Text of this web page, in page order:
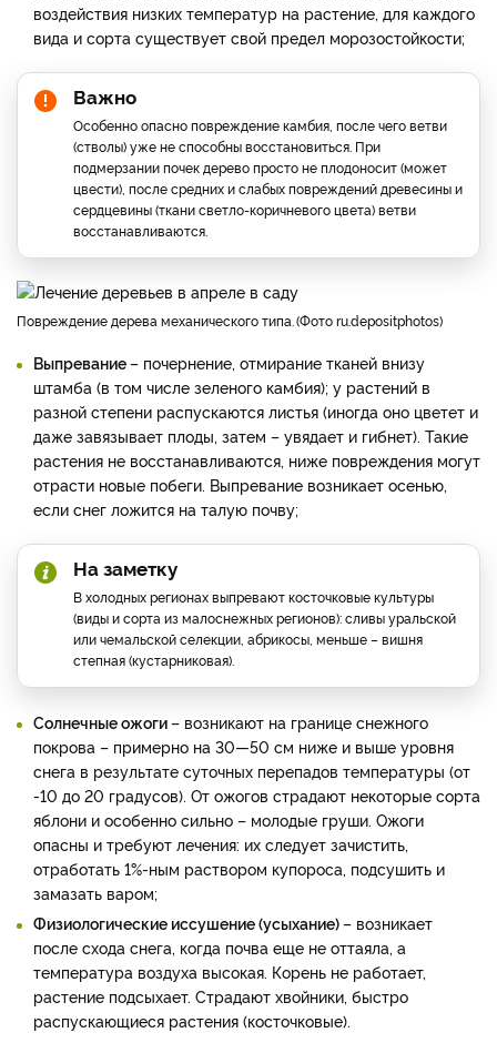
воздействия низких температур на растение, для каждого
вида и сорта существует свой предел морозостойкости;
Важно
Особенно опасно повреждение камбия, после чего ветви
(стволы) уже не способны восстановиться. При
подмерзании почек дерево просто не плодоносит (может
цвести), после средних и слабых повреждений древесины и
сердцевины (ткани светло-коричневого цвета) ветви
восстанавливаются.
повреждение дерева механического типа. Фото ru.depositphotos
Выпревание– почернение, отмирание тканей внизу
штамба (в том числе зеленого камбия); у растений в
разной степени распускаются листья (иногда оно цветет и
даже завязывает плоды, затем – увядает и гибнет). Такие
растения не восстанавливаются, ниже повреждения могут
отрасти новые побеги. Выпревание возникает осенью,
если снег ложится на талую почву;
На заметку
В холодных регионах выпревают косточковые культуры
(виды и сорта из малоснежных регионов): сливы уральской
или чемальской селекции, абрикосы, меньше – вишня
степная (кустарниковая).
Солнечные ожоги– возникают на границе снежного
покрова – примерно на 30—50 см ниже и выше уровня
снега в результате суточных перепадов температуры (от
-10 до 20 градусов). От ожогов страдают некоторые сорта
яблони и особенно сильно – молодые груши. Ожоги
опасны и требуют лечения: их следует зачистить,
отработать 1%-ным раствором купороса, подсушить и
замазать варом;
Физиологические иссушение (усыхание)– возникает
после схода снега, когда почва еще не оттаяла, а
температура воздуха высокая. Корень не работает,
растение подсыхает. Страдают хвойники, быстро
распускающиеся растения (косточковые).